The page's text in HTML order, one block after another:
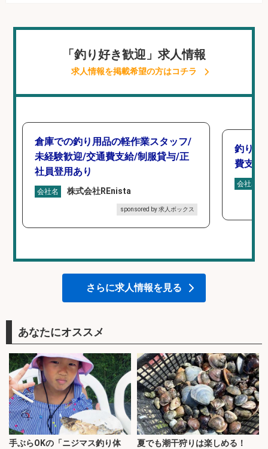
「釣り好き歓迎」求人情報
求人情報を掲載希望の方はコチラ
倉庫での釣り用品の軽作業スタッフ/
未経験歓迎/交通費支給/制服貸与/正
社員登用あり
会社名 株式会社REnista
sponsored by 求人ボックス
釣り具
費支給
会社名
さらに求人情報を見る
あなたにオススメ
手ぶらOKの「ニジマス釣り体
夏でも潮干狩りは楽しめる！